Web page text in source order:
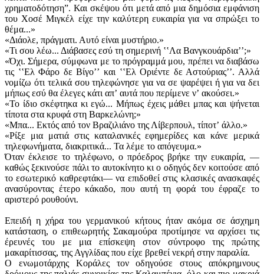
χρηματοδότηση”. Και σκέψου ότι μετά από μια δημόσια εμφάνιση
του Χοσέ Μιγκέλ είχε την καλύτερη ευκαιρία για να σπρώξει το
θέμα...»
«Διάολε, πράγματι. Αυτό είναι μυστήριο.»
«Τι σου λέω... Διάβασες εσύ τη σημερινή ʽʽΛα Βανγκουάρδιαʼʼ;»
«Όχι. Σήμερα, σύμφωνα με το πρόγραμμά μου, πρέπει να διαβάσω
τις ʽʽΕλ Φάρο δε Βίγοʼʼ και ʽʽΕλ Οριέντε δε Αστούριαςʼʼ. Αλλά
νομίζω ότι τελικά σου τηλεφώνησε για να σε ψαρέψει ή για να δει
μήπως εσύ θα έλεγες κάτι απʼ αυτά που περίμενε νʼ ακούσει.»
«Το ίδιο σκέφτηκα κι εγώ... Μήπως έχεις μάθει μπας και ψήνεται
τίποτα στα κρυφά στη Βαρκελώνη;»
«Μπα... Εκτός από τον Βραζιλιάνο της Λίβερπουλ, τίποτʼ άλλο.»
«Ρίξε μια ματιά στις καταλανικές εφημερίδες και κάνε μερικά
τηλεφωνήματα, διακριτικά... Τα λέμε το απόγευμα.»
Όταν έκλεισε το τηλέφωνο, ο πρόεδρος βρήκε την ευκαιρία, —
καθώς ξεκινούσε πάλι το αυτοκίνητο κι ο οδηγός δεν κοιτούσε από
το εσωτερικό καθρεφτάκι— να επιδοθεί στις κλασικές ανασκαφές
ανασύροντας έτερο κάκαδο, που αυτή τη φορά του έφραζε το
αριστερό ρουθούνι.
Επειδή η χήρα του γερμανικού κήτους ήταν ακόμα σε άσχημη
κατάσταση, ο επιθεωρητής Σακαμούρα προτίμησε να αρχίσει τις
έρευνές του με μια επίσκεψη στον σύντροφο της πρώτης
μακαρίτισσας, της Αγγλίδας που είχε βρεθεί νεκρή στην παραλία.
Ο ενωμοτάρχης Κοράλες τον οδηγούσε στους απόκρημνους